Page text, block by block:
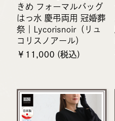
きめ フォーマルバッグ
はっ水 慶弔両用 冠婚葬
祭｜Lycorisnoir（リュ
コリスノアール）
￥11,000 (税込)